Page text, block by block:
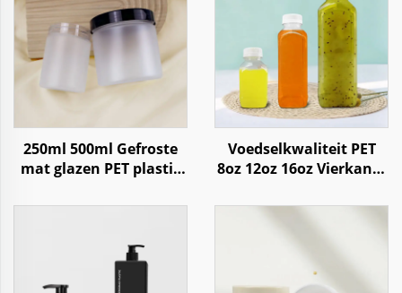
250ml 500ml Gefroste
mat glazen PET plastic
Voedselkwaliteit PET
8oz 12oz 16oz Vierkante
Sappen, Frisdrank,
Water, Koffie en
Yoghurt